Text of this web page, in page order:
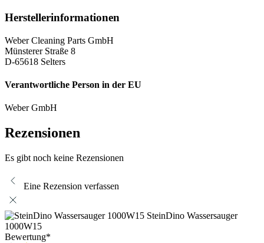
Herstellerinformationen
Weber Cleaning Parts GmbH
Münsterer Straße 8
D-65618 Selters
Verantwortliche Person in der EU
Weber GmbH
Rezensionen
Es gibt noch keine Rezensionen
Eine Rezension verfassen
SteinDino Wassersauger
1000W15
Bewertung*